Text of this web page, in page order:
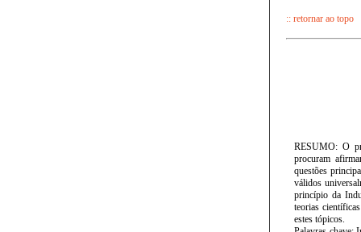
:: retornar ao topo
RESUMO: O
procuram
questões
válidos
princípio da
teorias
estes tópicos.